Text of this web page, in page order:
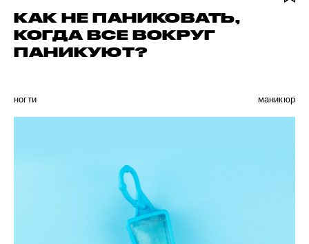
КАК НЕ ПАНИКОВАТЬ,
КОГДА ВСЕ ВОКРУГ
ПАНИКУЮТ?
ногти маникюр